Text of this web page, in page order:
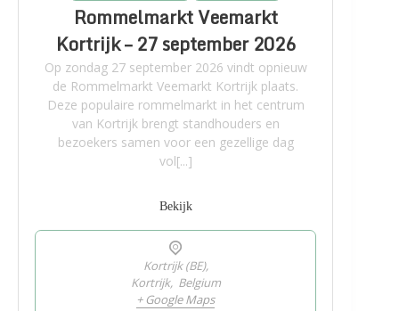
Rommelmarkt Veemarkt
Kortrijk – 27 september 2026
Op zondag 27 september 2026 vindt opnieuw
de Rommelmarkt Veemarkt Kortrijk plaats.
Deze populaire rommelmarkt in het centrum
van Kortrijk brengt standhouders en
bezoekers samen voor een gezellige dag
vol[...]
Bekijk
Kortrijk (BE),
Kortrijk, Belgium
+ Google Maps